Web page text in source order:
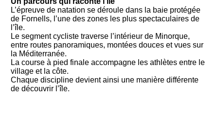
L’épreuve de natation se déroule dans la baie protégée
de Fornells, l’une des zones les plus spectaculaires de
l’île.
Le segment cycliste traverse l’intérieur de Minorque,
entre routes panoramiques, montées douces et vues sur
la Méditerranée.
La course à pied finale accompagne les athlètes entre le
village et la côte.
Chaque discipline devient ainsi une manière différente
de découvrir l’île.